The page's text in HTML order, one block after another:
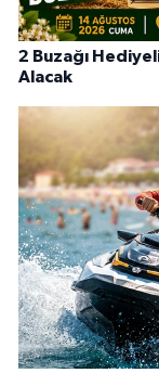
2 Buzağı
Alacak